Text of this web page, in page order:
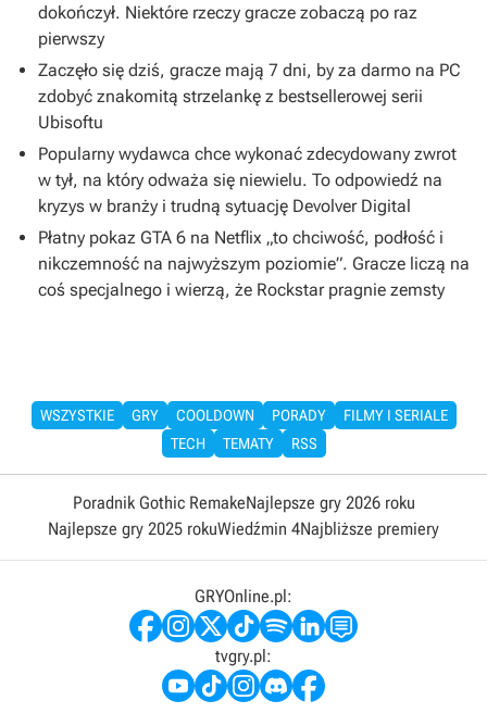
dokończył. Niektóre rzeczy gracze zobaczą po raz
pierwszy
Zaczęło się dziś, gracze mają 7 dni, by za darmo na PC
zdobyć znakomitą strzelankę z bestsellerowej serii
Ubisoftu
Popularny wydawca chce wykonać zdecydowany zwrot
w tył, na który odważa się niewielu. To odpowiedź na
kryzys w branży i trudną sytuację Devolver Digital
Płatny pokaz GTA 6 na Netflix „to chciwość, podłość i
nikczemność na najwyższym poziomie”. Gracze liczą na
coś specjalnego i wierzą, że Rockstar pragnie zemsty
WSZYSTKIE GRY COOLDOWN PORADY
FILMY I SERIALE
TECH
TEMATY RSS
Poradnik Gothic RemakeNajlepsze gry 2026 roku
Najlepsze gry 2025 rokuWiedźmin 4Najbliższe premiery
GRYOnline.pl:
tvgry.pl: